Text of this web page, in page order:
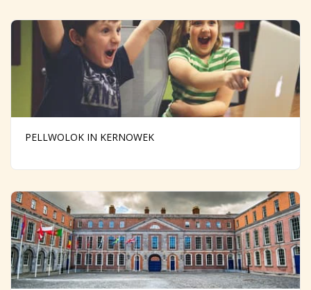
PELLWOLOK IN KERNOWEK